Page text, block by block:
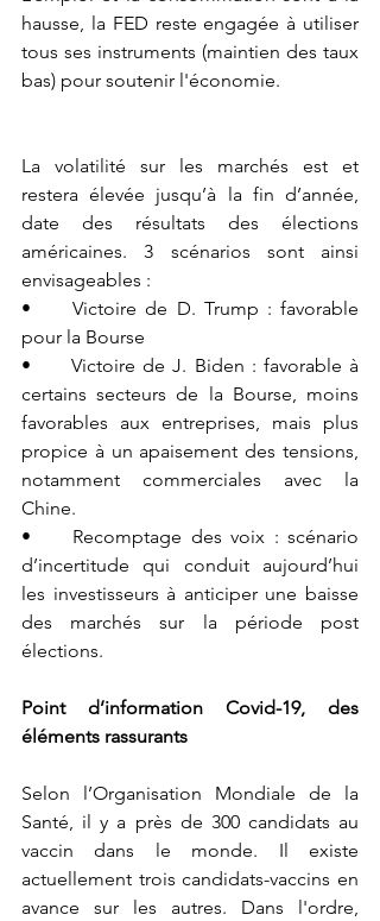
hausse, la FED reste engagée à utiliser
tous ses instruments (maintien des taux
bas) pour soutenir l'économie.
La volatilité sur les marchés est et
restera élevée jusqu’à la fin d’année,
date des résultats des élections
américaines. 3 scénarios sont ainsi
envisageables :
•	Victoire de D. Trump : favorable
pour la Bourse
•	Victoire de J. Biden : favorable à
certains secteurs de la Bourse, moins
favorables aux entreprises, mais plus
propice à un apaisement des tensions,
notamment commerciales avec la
Chine.
•	Recomptage des voix : scénario
d’incertitude qui conduit aujourd’hui
les investisseurs à anticiper une baisse
des marchés sur la période post
élections.
Point d’information Covid-19, des
éléments rassurants
Selon l’Organisation Mondiale de la
Santé, il y a près de 300 candidats au
vaccin dans le monde. Il existe
actuellement trois candidats-vaccins en
avance sur les autres. Dans l'ordre,